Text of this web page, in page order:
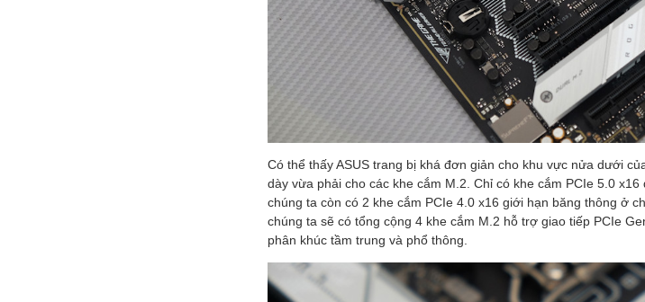
Có thể thấy ASUS trang bị khá đơn giản cho khu vực nửa dưới
dày vừa phải cho các khe cắm M.2. Chỉ có khe cắm PCIe 5.0
chúng ta còn có 2 khe cắm PCIe 4.0 x16 giới hạn băng thông ở
chúng ta sẽ có tổng cộng 4 khe cắm M.2 hỗ trợ giao tiếp PCIe
phân khúc tầm trung và phổ thông.